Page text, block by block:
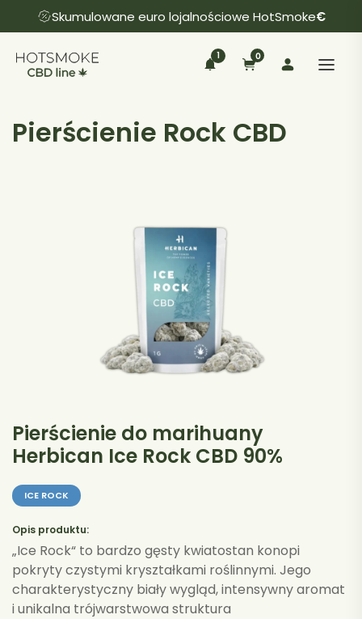
Skumulowane euro lojalnościowe HotSmoke€
1 0
Pierścienie Rock CBD
Pierścienie do marihuany
Herbican Ice Rock CBD 90%
ICE ROCK
Opis produktu:
„Ice Rock“ to bardzo gęsty kwiatostan konopi
pokryty czystymi kryształkami roślinnymi. Jego
charakterystyczny biały wygląd, intensywny aromat
i unikalna trójwarstwowa struktura